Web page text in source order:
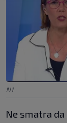
N1
Ne smatra